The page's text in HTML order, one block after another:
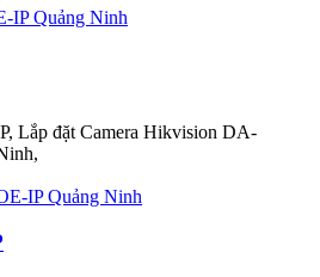
Lắp đặt Camera Hikvision DA-